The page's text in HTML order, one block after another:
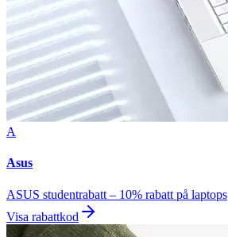
A
Asus
ASUS studentrabatt – 10% rabatt på laptops
Visa rabattkod